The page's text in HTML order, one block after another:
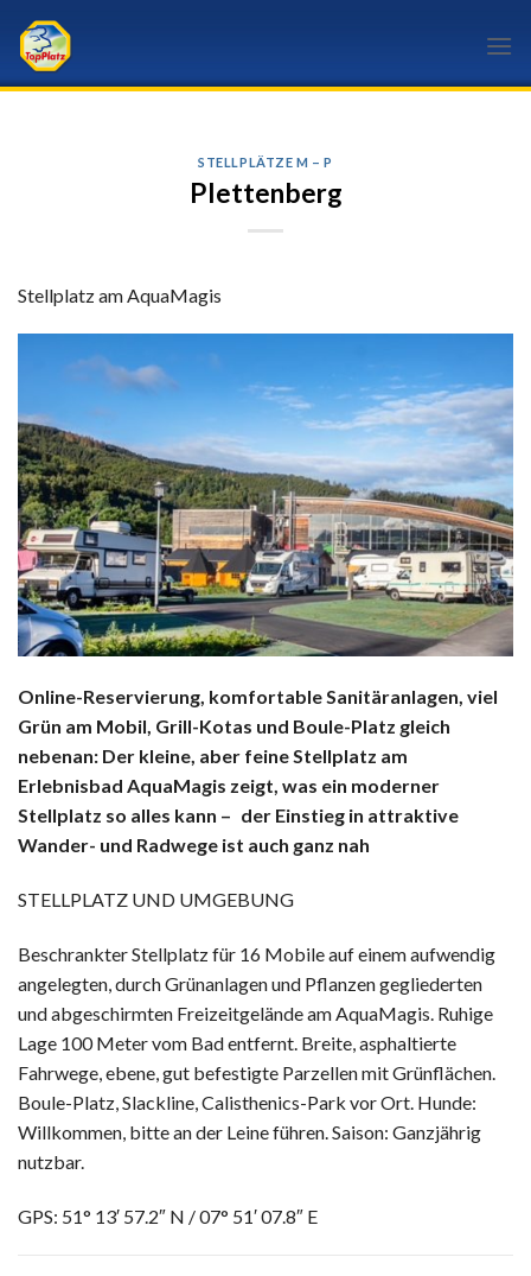
content
STELLPLÄTZE M – P
Plettenberg
Stellplatz am AquaMagis
Online-Reservierung, komfortable Sanitäranlagen, viel
Grün am Mobil, Grill-Kotas und Boule-Platz gleich
nebenan: Der kleine, aber feine Stellplatz am
Erlebnisbad AquaMagis zeigt, was ein moderner
Stellplatz so alles kann – der Einstieg in attraktive
Wander- und Radwege ist auch ganz nah
STELLPLATZ UND UMGEBUNG
Beschrankter Stellplatz für 16 Mobile auf einem aufwendig
angelegten, durch Grünanlagen und Pflanzen gegliederten
und abgeschirmten Freizeitgelände am AquaMagis. Ruhige
Lage 100 Meter vom Bad entfernt. Breite, asphaltierte
Fahrwege, ebene, gut befestigte Parzellen mit Grünflächen.
Boule-Platz, Slackline, Calisthenics-Park vor Ort. Hunde:
Willkommen, bitte an der Leine führen. Saison: Ganzjährig
nutzbar.
GPS: 51° 13′ 57.2″ N / 07° 51′ 07.8″ E